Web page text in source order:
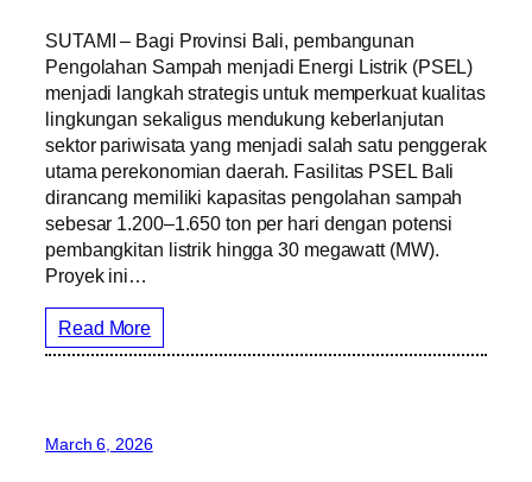
SUTAMI – Bagi Provinsi Bali, pembangunan
Pengolahan Sampah menjadi Energi Listrik (PSEL)
menjadi langkah strategis untuk memperkuat kualitas
lingkungan sekaligus mendukung keberlanjutan
sektor pariwisata yang menjadi salah satu penggerak
utama perekonomian daerah. Fasilitas PSEL Bali
dirancang memiliki kapasitas pengolahan sampah
sebesar 1.200–1.650 ton per hari dengan potensi
pembangkitan listrik hingga 30 megawatt (MW).
Proyek ini…
Read More
March 6, 2026